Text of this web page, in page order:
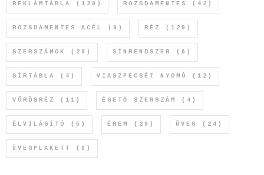
REKLÁMTÁBLA (120) ROZSDAMENTES (42)
ROZSDAMENTES ACÉL (9) RÉZ (129)
SZERSZÁMOK (29) SÍNRENDSZER (6)
SÍRTÁBLA (4) VIASZPECSÉT NYOMÓ (12)
VÖRÖSRÉZ (11) ÉGETŐ SZERSZÁM (4)
ÉLVILÁGÍTÓ (5) ÉREM (29) ÜVEG (24)
ÜVEGPLAKETT (8)